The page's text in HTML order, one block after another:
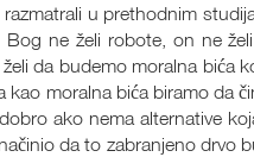
u prethodnim
ne želi robote, on ne
da budemo moralna bića
kao moralna bića biramo da
ako nema alternative
da to zabranjeno drvo